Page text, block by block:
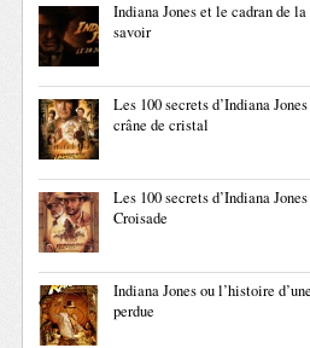
Indiana Jones et le cadran de
savoir
Les 100 secrets d’Indiana
crâne de cristal
Les 100 secrets d’Indiana
Croisade
Indiana Jones ou l’histoire
perdue